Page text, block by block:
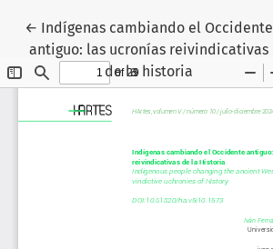
← Volver a los detalles del artículo
Indígenas cambiando el Occidente
antiguo: las ucronías reivindicativas
de la historia